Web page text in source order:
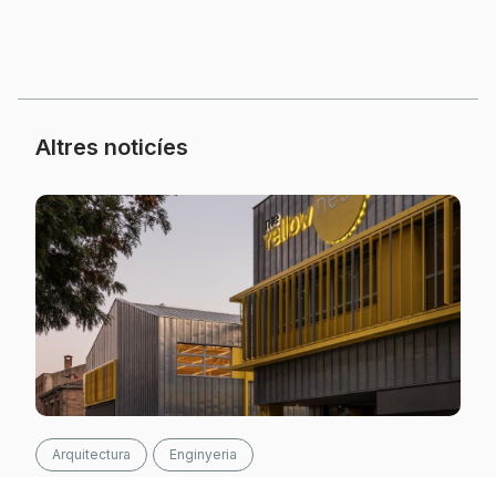
Altres noticíes
Arquitectura Enginyeria